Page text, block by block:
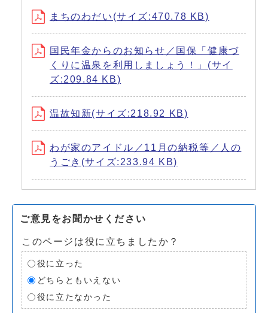
まちのわだい(サイズ:470.78 KB)
国民年金からのお知らせ／国保「健康づ
くりに温泉を利用しましょう！」(サイ
ズ:209.84 KB)
温故知新(サイズ:218.92 KB)
わが家のアイドル／11月の納税等／人の
うごき(サイズ:233.94 KB)
ご意見をお聞かせください
このページは役に立ちましたか？
役に立った
どちらともいえない
役に立たなかった